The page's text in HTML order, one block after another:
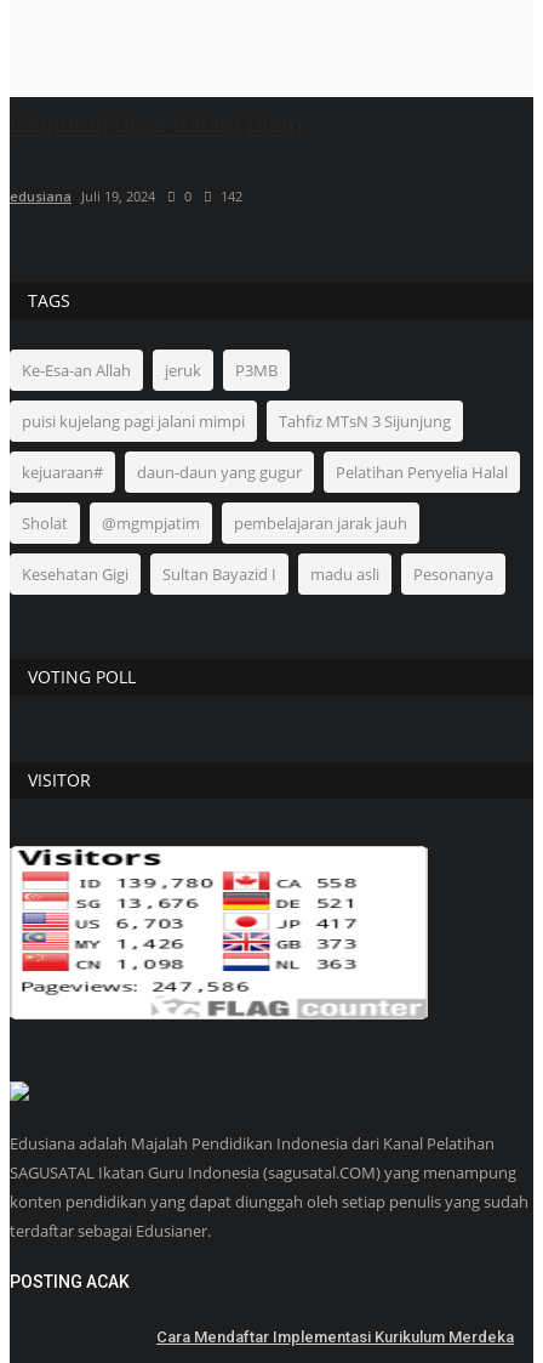
edusiana Juli 19, 2024 0 142
TAGS
Ke-Esa-an Allah jeruk P3MB
puisi kujelang pagi jalani mimpi Tahfiz MTsN 3 Sijunjung
kejuaraan# daun-daun yang gugur Pelatihan Penyelia Halal
Sholat @mgmpjatim pembelajaran jarak jauh
Kesehatan Gigi Sultan Bayazid I madu asli Pesonanya
VOTING POLL
VISITOR
Edusiana adalah Majalah Pendidikan Indonesia dari Kanal Pelatihan
SAGUSATAL Ikatan Guru Indonesia (sagusatal.COM) yang menampung
konten pendidikan yang dapat diunggah oleh setiap penulis yang sudah
terdaftar sebagai Edusianer.
POSTING ACAK
Cara Mendaftar Implementasi Kurikulum Merdeka